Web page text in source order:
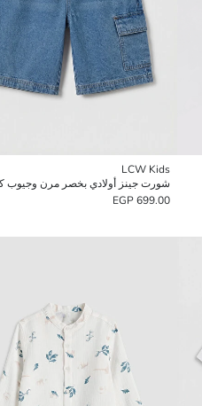
LCW Kids
شورت جينز أولادي بخصر مرن وجيوب
699.00 EGP